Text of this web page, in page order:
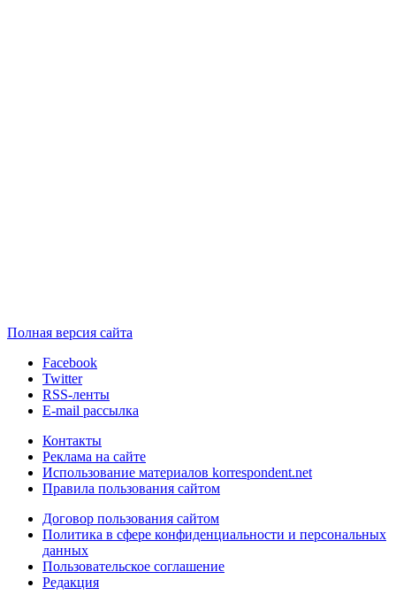
Полная версия сайта
Facebook
Twitter
RSS-ленты
E-mail рассылка
Контакты
Реклама на сайте
Использование материалов korrespondent.net
Правила пользования сайтом
Договор пользования сайтом
Политика в сфере конфиденциальности и персональных
данных
Пользовательское соглашение
Редакция